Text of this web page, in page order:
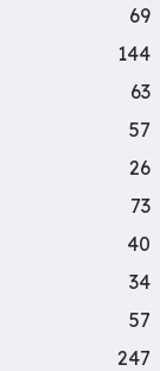
69
144
63
57
26
73
40
34
57
247